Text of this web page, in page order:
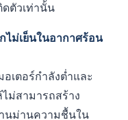
ตัวเท่านั้น
ไม่เย็นในอากาศร้อน
เตอร์กำลังต่ำและ
ม่สามารถสร้าง
นม่านความชื้นใน